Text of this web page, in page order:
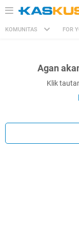
KOMUNITAS FOR
Agan
Klik